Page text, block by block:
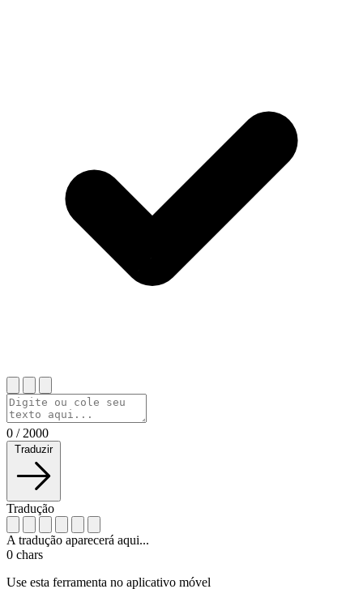
0 / 2000
Traduzir
Tradução
A tradução aparecerá aqui...
0 chars
Use esta ferramenta no aplicativo móvel